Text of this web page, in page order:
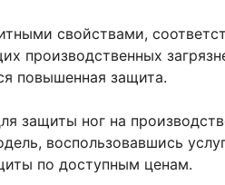
свойствами,
производственных
повышенная защита.
защиты ног на
воспользовавшись
по доступным ценам.